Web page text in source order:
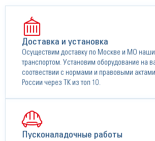
Доставка и установка
Осуществим доставку по Москве и МО
транспортом. Установим оборудование на
соотвествии с нормами и правовыми
России через ТК из топ 10.
Пусконаладочные работы